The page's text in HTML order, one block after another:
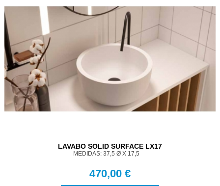
LAVABO SOLID SURFACE LX17
MEDIDAS: 37,5 Ø X 17,5
470,00 €